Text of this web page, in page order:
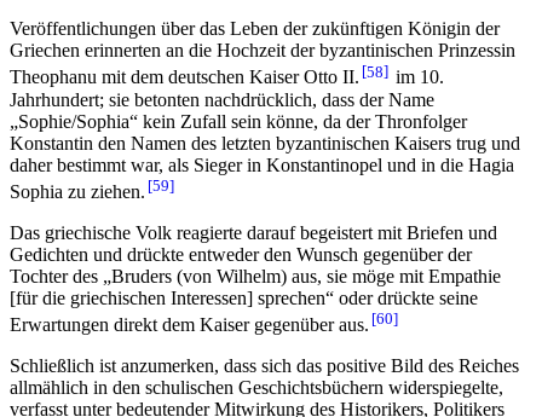
Veröffentlichungen über das Leben der zukünftigen Königin der
Griechen erinnerten an die Hochzeit der byzantinischen Prinzessin
Theophanu mit dem deutschen Kaiser Otto II. 58
im 10.
Jahrhundert; sie betonten nachdrücklich, dass der Name
„Sophie/Sophia“ kein Zufall sein könne, da der Thronfolger
Konstantin den Namen des letzten byzantinischen Kaisers trug und
daher bestimmt war, als Sieger in Konstantinopel und in die Hagia
Sophia zu ziehen. 59
Das griechische Volk reagierte darauf begeistert mit Briefen und
Gedichten und drückte entweder den Wunsch gegenüber der
Tochter des „Bruders (von Wilhelm) aus, sie möge mit Empathie
[für die griechischen Interessen] sprechen“ oder drückte seine
Erwartungen direkt dem Kaiser gegenüber aus. 60
Schließlich ist anzumerken, dass sich das positive Bild des Reiches
allmählich in den schulischen Geschichtsbüchern widerspiegelte,
verfasst unter bedeutender Mitwirkung des Historikers, Politikers